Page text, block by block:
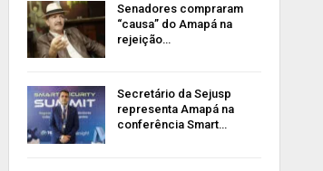
Senadores compraram
“causa” do Amapá na
rejeição…
Secretário da Sejusp
representa Amapá na
conferência Smart…